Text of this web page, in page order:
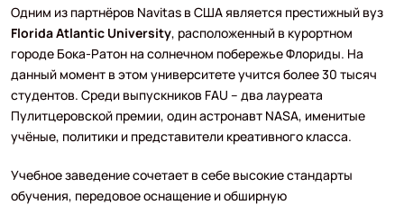
Одним из партнёров Navitas в США является престижный вуз
Florida Atlantic University, расположенный в курортном
городе Бока-Ратон на солнечном побережье Флориды. На
данный момент в этом университете учится более 30 тысяч
студентов. Среди выпускников FAU – два лауреата
Пулитцеровской премии, один астронавт NASA, именитые
учёные, политики и представители креативного класса.
Учебное заведение сочетает в себе высокие стандарты
обучения, передовое оснащение и обширную